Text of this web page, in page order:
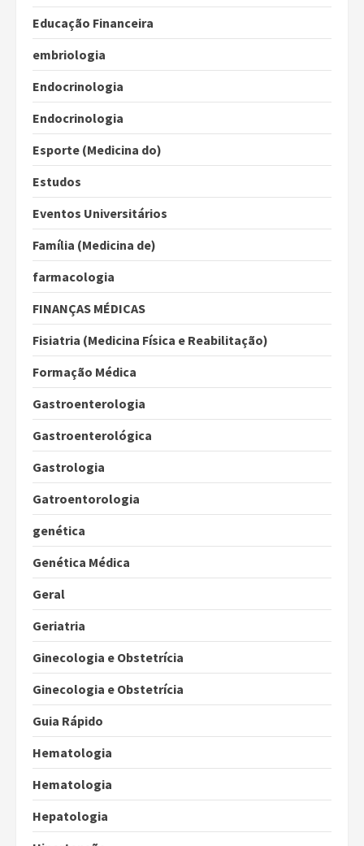
Educação Financeira
embriologia
Endocrinologia
Endocrinologia
Esporte (Medicina do)
Estudos
Eventos Universitários
Família (Medicina de)
farmacologia
FINANÇAS MÉDICAS
Fisiatria (Medicina Física e Reabilitação)
Formação Médica
Gastroenterologia
Gastroenterológica
Gastrologia
Gatroentorologia
genética
Genética Médica
Geral
Geriatria
Ginecologia e Obstetrícia
Ginecologia e Obstetrícia
Guia Rápido
Hematologia
Hematologia
Hepatologia